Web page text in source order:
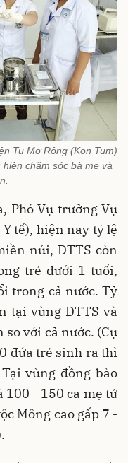
Tu Mơ Rông (Kon Tum)
chăm sóc bà mẹ và
Phó Vụ trưởng Vụ
tế), hiện nay tỷ lệ
núi, DTTS còn
trẻ dưới 1 tuổi,
trong cả nước. Tỷ
tại vùng DTTS và
với cả nước. (Cụ
đứa trẻ sinh ra thì
vùng đồng bào
100 - 150 ca mẹ tử
Mông cao gấp 7 -